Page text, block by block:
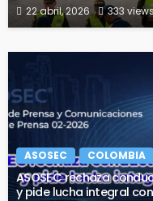
22 abril, 2026 333
ASOSEC COLOMBIA
ASOSEC rechaza
y pide lucha integral